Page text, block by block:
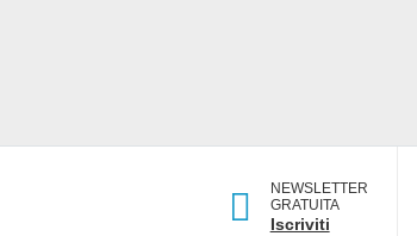
NEWSLETTER
GRATUITA
Iscriviti